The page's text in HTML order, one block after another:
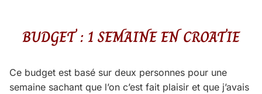
BUDGET : 1 SEMAINE EN CROATIE
Ce budget est basé sur deux personnes pour une
semaine sachant que l’on c’est fait plaisir et que j’avais